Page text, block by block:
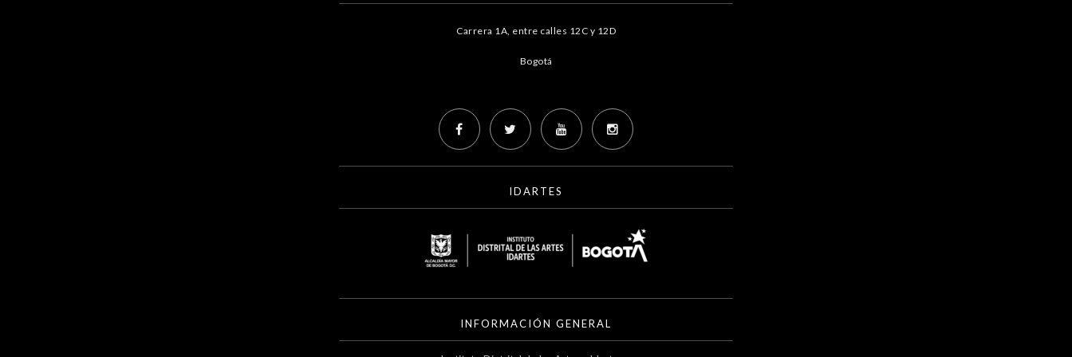
Carrera 1A, entre calles 12C y 12D
Bogotá
IDARTES
INFORMACIÓN GENERAL